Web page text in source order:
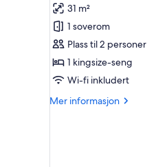
bildene
av
Rom
–
deluxe,
kingsize-
31 m²
1 soverom
Plass til 2 personer
1 kingsize-seng
Wi-fi inkludert
Mer informasjon
Mer